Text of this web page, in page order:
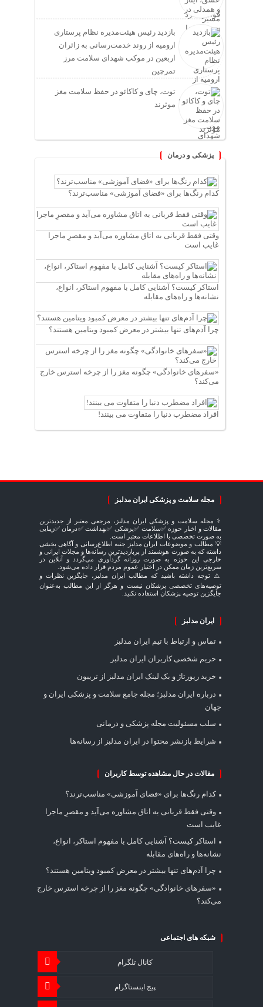
بازدید رئیس هیئت‌مدیره نظام پرستاری
ارومیه از روند خدمت‌رسانی به زائران
اربعین در موکب شهدای سلامت مرز
تمرچین
توت، چای و کاکائو در حفظ سلامت مغز
موثرند
پزشکی و درمان
کدام رنگ‌ها برای «فضای آموزشی» مناسب‌ترند؟
وقتی فقط قربانی به اتاق مشاوره می‌آید و مقصرِ ماجرا
غایب است
استاکر کیست؟ آشنایی کامل با مفهوم استاکر، انواع،
نشانه‌ها و راه‌های مقابله
چرا آدم‌های تنها بیشتر در معرض کمبود ویتامین هستند؟
«سفرهای خانوادگی» چگونه مغز را از چرخه استرس خارج
می‌کند؟
افراد مضطرب دنیا را متفاوت می بینند!
مجله سلامت و پزشکی ایران مدلبز
⚕️ مجله سلامت و پزشکی ایران مدلبز، مرجعی معتبر از جدیدترین
مقالات و اخبار حوزه ✅سلامت ✅پزشکی ✅بهداشت ✅درمان ✅زیبایی
به صورت تخصصی با اطلاعات معتبر است.
💡 مطالب و موضوعات ایران مدلبز جنبه اطلاع‌رسانی و آگاهی بخشی
داشته که به صورت هوشمند از پربازدیدترین رسانه‌ها و مجلات ایرانی و
خارجی این حوزه به صورت روزانه گردآوری می‌گردد و آنلاین در
سریع‌ترین زمان ممکن در اختیار عموم مردم قرار داده می‌شود.
⚠️ توجه داشته باشید که مطالب ایران مدلبز، جایگزین نظرات و
توصیه‌های تخصصی پزشکان نیست و هرگز از این مطالب به‌عنوان
جایگزین توصیه پزشکان استفاده نکنید.
ایران مدلبز
تماس و ارتباط با تیم ایران مدلبز
حریم شخصی کاربران ایران مدلبز
خرید رپورتاژ و بک لینک ایران مدلبز از تریبون
درباره ایران مدلبز؛ مجله جامع سلامت و پزشکی ایران و
جهان
سلب مسئولیت مجله پزشکی و درمانی
شرایط بازنشر محتوا در ایران مدلبز از رسانه‌ها
مقالات در حال مشاهده توسط کاربران
کدام رنگ‌ها برای «فضای آموزشی» مناسب‌ترند؟
وقتی فقط قربانی به اتاق مشاوره می‌آید و مقصرِ ماجرا
غایب است
استاکر کیست؟ آشنایی کامل با مفهوم استاکر، انواع،
نشانه‌ها و راه‌های مقابله
چرا آدم‌های تنها بیشتر در معرض کمبود ویتامین هستند؟
«سفرهای خانوادگی» چگونه مغز را از چرخه استرس خارج
می‌کند؟
شبکه های اجتماعی
کانال تلگرام
پیج اینستاگرام